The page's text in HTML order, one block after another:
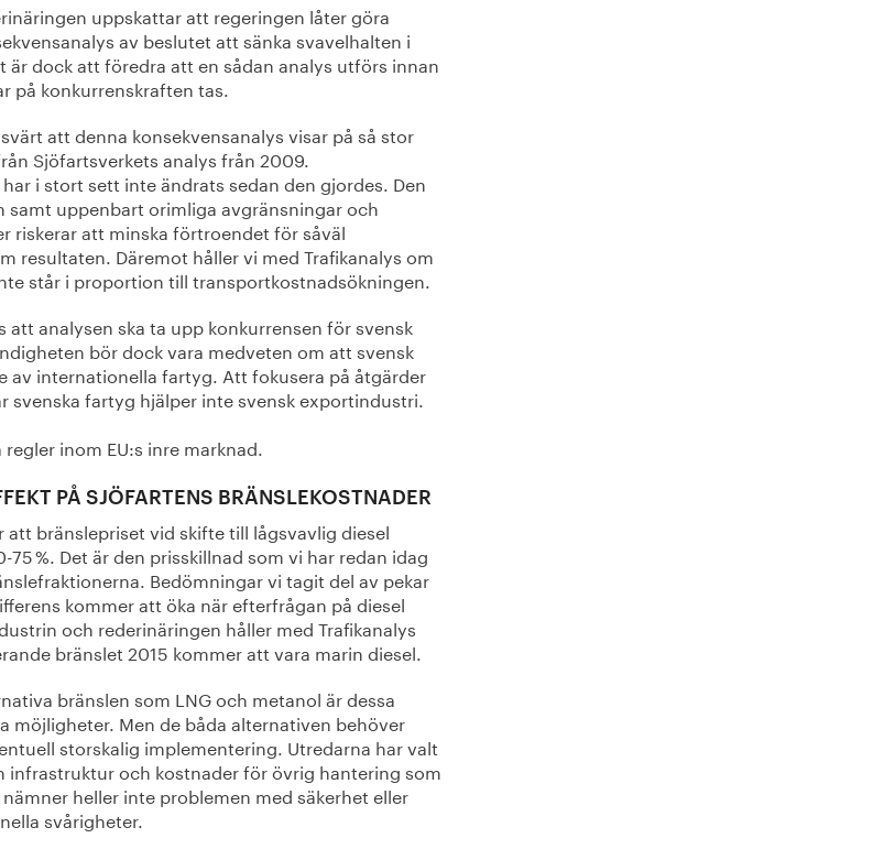
uppskattar att regeringen låter göra
av beslutet att sänka svavelhalten i
är dock att föredra att en sådan analys utförs innan
på konkurrenskraften tas.
att denna konsekvensanalys visar på så stor
Sjöfartsverkets analys från 2009.
i stort sett inte ändrats sedan den gjordes. Den
samt uppenbart orimliga avgränsningar och
riskerar att minska förtroendet för såväl
resultaten. Däremot håller vi med Trafikanalys om
står i proportion till transportkostnadsökningen.
att analysen ska ta upp konkurrensen för svensk
bör dock vara medveten om att svensk
av internationella fartyg. Att fokusera på åtgärder
svenska fartyg hjälper inte svensk exportindustri.
inom EU:s inre marknad.
PÅ SJÖFARTENS BRÄNSLEKOSTNADER
att bränslepriset vid skifte till lågsvavlig diesel
75 %. Det är den prisskillnad som vi har redan idag
Bedömningar vi tagit del av pekar
kommer att öka när efterfrågan på diesel
och rederinäringen håller med Trafikanalys
bränslet 2015 kommer att vara marin diesel.
bränslen som LNG och metanol är dessa
möjligheter. Men de båda alternativen behöver
storskalig implementering. Utredarna har valt
infrastruktur och kostnader för övrig hantering som
heller inte problemen med säkerhet eller
svårigheter.